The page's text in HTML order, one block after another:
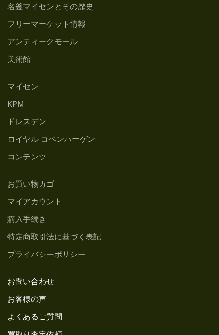
名釜マイセンとその歴史
フリーマーケット情報
アンティークモール
美術館
マイセン
KPM
ドレスデン
ロイヤル コペンハーゲン
コンテンツ
お買い物カゴ
マイアカウント
購入手続き
特定商取引法に基づく表記
プライバシーポリシー
お問い合わせ
お客様の声
よくあるご質問